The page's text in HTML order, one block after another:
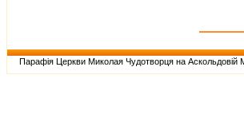
Парафія Церкви Миколая Чудотворця на Аскольдовій